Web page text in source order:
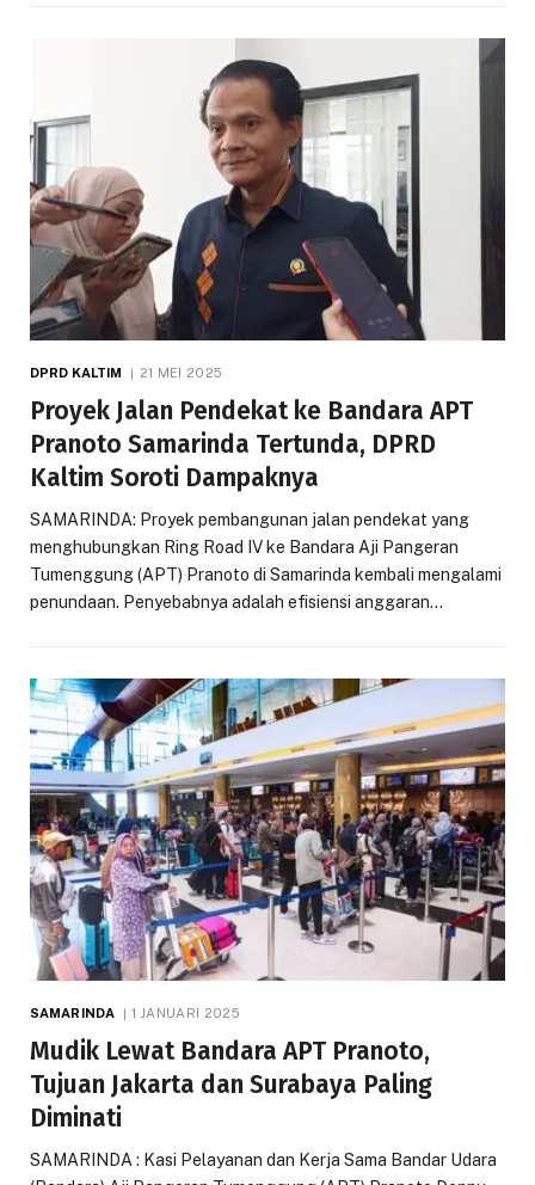
DPRD KALTIM 21 MEI 2025
Proyek Jalan Pendekat ke Bandara APT
Pranoto Samarinda Tertunda, DPRD
Kaltim Soroti Dampaknya
SAMARINDA: Proyek pembangunan jalan pendekat yang
menghubungkan Ring Road IV ke Bandara Aji Pangeran
Tumenggung (APT) Pranoto di Samarinda kembali mengalami
penundaan. Penyebabnya adalah efisiensi anggaran…
SAMARINDA 1 JANUARI 2025
Mudik Lewat Bandara APT Pranoto,
Tujuan Jakarta dan Surabaya Paling
Diminati
SAMARINDA : Kasi Pelayanan dan Kerja Sama Bandar Udara